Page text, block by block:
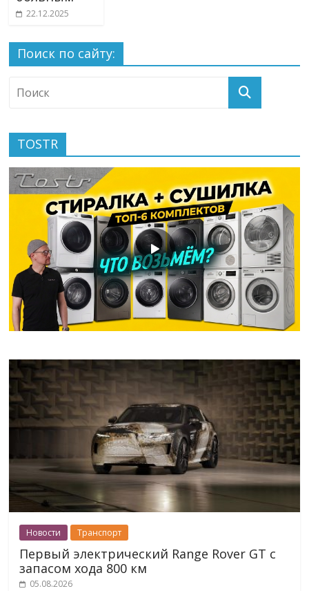
22.12.2025
Поиск по сайту:
TOSTR
Новости Транспорт
Первый электрический Range Rover GT с
запасом хода 800 км
05.08.2026